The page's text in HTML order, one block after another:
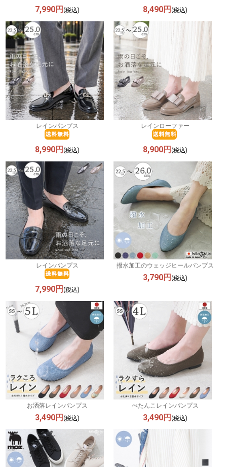
7,990円(税込) 8,490円 (税込)
レインパンプス
8,990円(税込)
レインローファー
8,900円 (税込)
レインパンプス
7,990円(税込)
撥水加工のウェッジヒールパンプス
3,790円 (税込)
お洒落レインパンプス
3,490円(税込)
ぺたんこレインパンプス
3,490円 (税込)